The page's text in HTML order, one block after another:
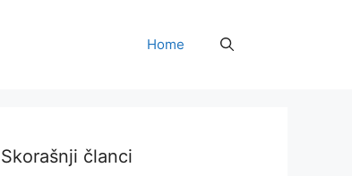
Home
Skorašnji članci